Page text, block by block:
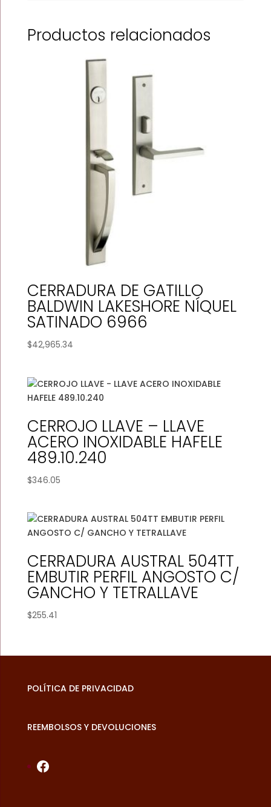
Productos relacionados
CERRADURA DE GATILLO
BALDWIN LAKESHORE NÍQUEL
SATINADO 6966
$42,965.34
CERROJO LLAVE – LLAVE
ACERO INOXIDABLE HAFELE
489.10.240
$346.05
CERRADURA AUSTRAL 504TT
EMBUTIR PERFIL ANGOSTO C/
GANCHO Y TETRALLAVE
$255.41
POLÍTICA DE PRIVACIDAD
REEMBOLSOS Y DEVOLUCIONES
Facebook